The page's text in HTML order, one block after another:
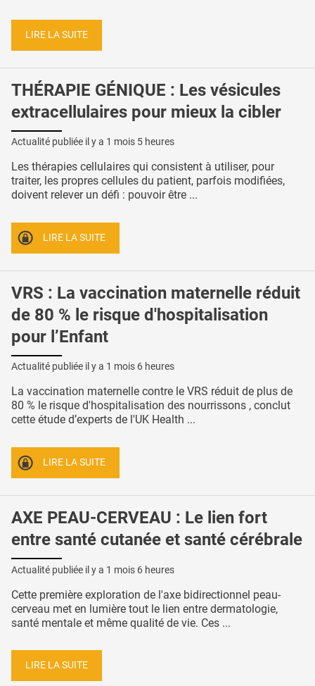
LIRE LA SUITE
THÉRAPIE GÉNIQUE : Les vésicules
extracellulaires pour mieux la cibler
Actualité publiée il y a 1 mois 5 heures
Les thérapies cellulaires qui consistent à utiliser, pour
traiter, les propres cellules du patient, parfois modifiées,
doivent relever un défi : pouvoir être ...
LIRE LA SUITE
VRS : La vaccination maternelle réduit
de 80 % le risque d'hospitalisation
pour l’Enfant
Actualité publiée il y a 1 mois 6 heures
La vaccination maternelle contre le VRS réduit de plus de
80 % le risque d'hospitalisation des nourrissons , conclut
cette étude d’experts de l'UK Health ...
LIRE LA SUITE
AXE PEAU-CERVEAU : Le lien fort
entre santé cutanée et santé cérébrale
Actualité publiée il y a 1 mois 6 heures
Cette première exploration de l'axe bidirectionnel peau-
cerveau met en lumière tout le lien entre dermatologie,
santé mentale et même qualité de vie. Ces ...
LIRE LA SUITE